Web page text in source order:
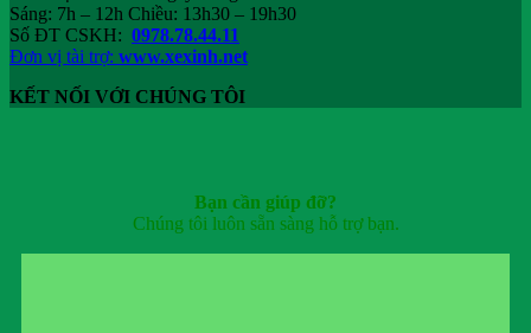
Sáng: 7h – 12h Chiều: 13h30 – 19h30
Số ĐT CSKH: 0978.78.44.11
Đơn vị tài trợ: www.xexinh.net
KẾT NỐI VỚI CHÚNG TÔI
Bạn cần giúp đỡ?
Chúng tôi luôn sẵn sàng hỗ trợ bạn.